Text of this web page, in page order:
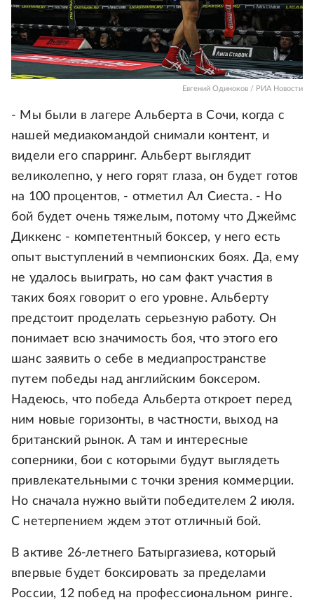
Евгений Одиноков / РИА Новости
- Мы были в лагере Альберта в Сочи, когда с
нашей медиакомандой снимали контент, и
видели его спарринг. Альберт выглядит
великолепно, у него горят глаза, он будет готов
на 100 процентов, - отметил Ал Сиеста. - Но
бой будет очень тяжелым, потому что Джеймс
Диккенс - компетентный боксер, у него есть
опыт выступлений в чемпионских боях. Да, ему
не удалось выиграть, но сам факт участия в
таких боях говорит о его уровне. Альберту
предстоит проделать серьезную работу. Он
понимает всю значимость боя, что этого его
шанс заявить о себе в медиапространстве
путем победы над английским боксером.
Надеюсь, что победа Альберта откроет перед
ним новые горизонты, в частности, выход на
британский рынок. А там и интересные
соперники, бои с которыми будут выглядеть
привлекательными с точки зрения коммерции.
Но сначала нужно выйти победителем 2 июля.
С нетерпением ждем этот отличный бой.
В активе 26-летнего Батыргазиева, который
впервые будет боксировать за пределами
России, 12 побед на профессиональном ринге.